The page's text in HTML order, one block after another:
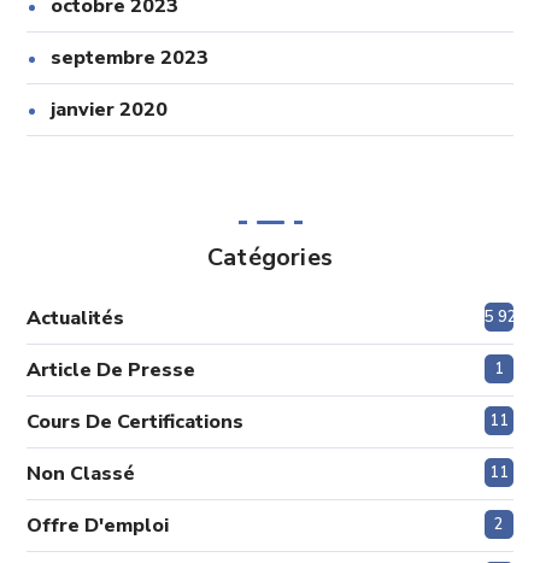
octobre 2023
septembre 2023
janvier 2020
Catégories
Actualités 5 920
Article De Presse 1
Cours De Certifications 11
Non Classé 11
Offre D'emploi 2